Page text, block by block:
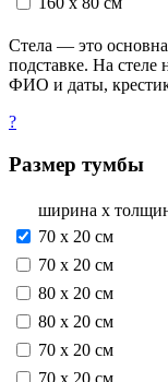
Стела — это
подставке. На стеле
ФИО и даты,
?
Размер тумбы
ширина х
70 х 20 см
70 х 20 см
80 х 20 см
80 х 20 см
70 х 20 см
70 х 20 см